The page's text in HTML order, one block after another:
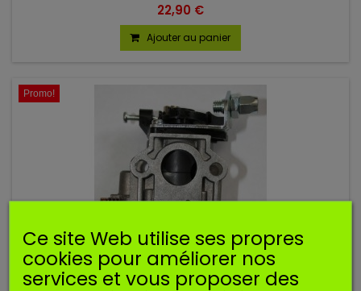
22,90 €
Ajouter au panier
Promo!
Ce site Web utilise ses propres
cookies pour améliorer nos
services et vous proposer des